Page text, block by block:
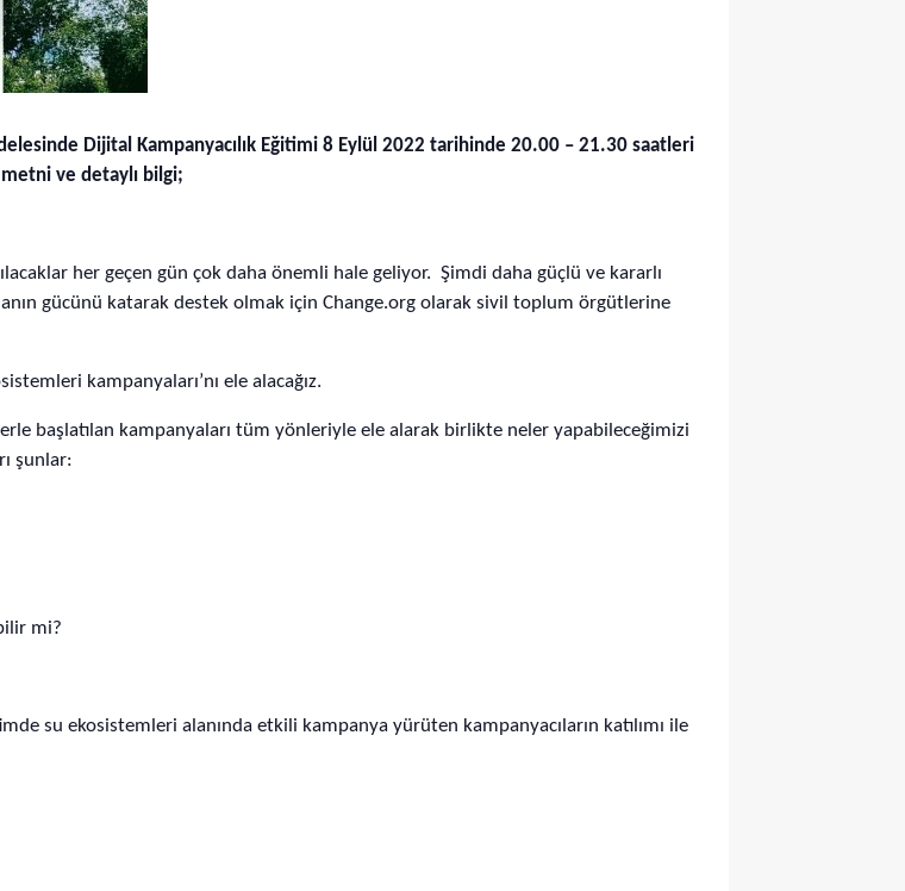
Dijital Kampanyacılık Eğitimi 8 Eylül 2022 tarihinde 20.00 – 21.30 saatleri
ve detaylı bilgi;
her geçen gün çok daha önemli hale geliyor. Şimdi daha güçlü ve kararlı
gücünü katarak destek olmak için Change.org olarak sivil toplum örgütlerine
kampanyaları’nı ele alacağız.
başlatılan kampanyaları tüm yönleriyle ele alarak birlikte neler yapabileceğimizi
şunlar:
mi?
su ekosistemleri alanında etkili kampanya yürüten kampanyacıların katılımı ile